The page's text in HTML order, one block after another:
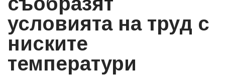
условията на труд с
ниските
температури